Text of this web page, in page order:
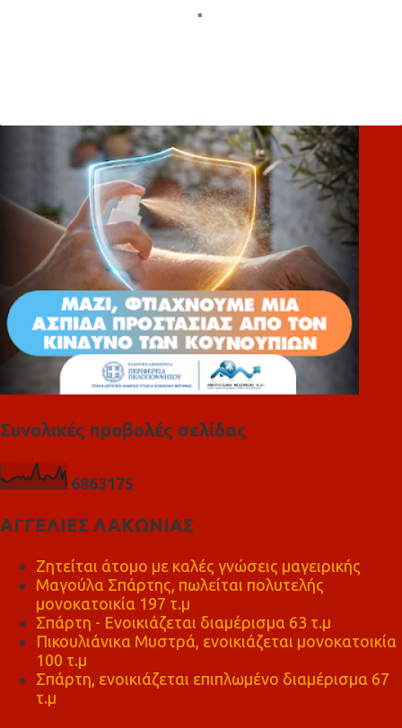
λ
Συνολικές προβολές σελίδας
6863175
ΑΓΓΕΛΙΕΣ ΛΑΚΩΝΙΑΣ
Ζητείται άτομο με καλές γνώσεις μαγειρικής
Μαγούλα Σπάρτης, πωλείται πολυτελής
μονοκατοικία 197 τ.μ
Σπάρτη - Ενοικιάζεται διαμέρισμα 63 τ.μ
Πικουλιάνικα Μυστρά, ενοικιάζεται μονοκατοικία
100 τ.μ
Σπάρτη, ενοικιάζεται επιπλωμένο διαμέρισμα 67
τ.μ